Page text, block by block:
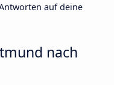
auf deine
nach